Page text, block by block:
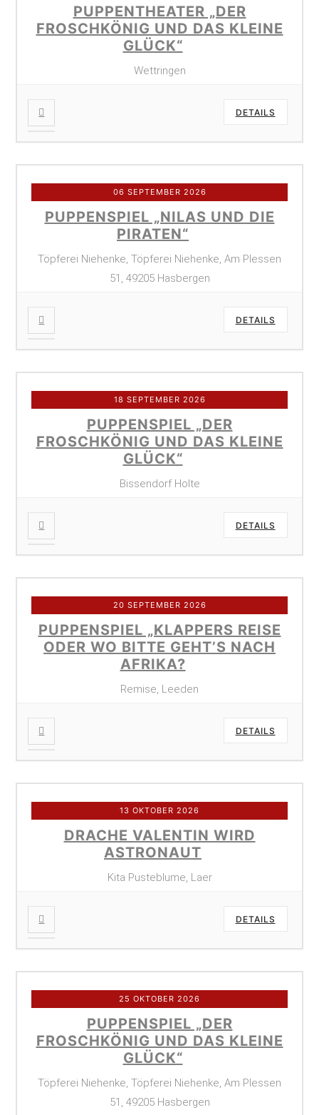
PUPPENTHEATER „DER
FROSCHKÖNIG UND DAS KLEINE
GLÜCK“
Wettringen
DETAILS
06 SEPTEMBER 2026
PUPPENSPIEL „NILAS UND DIE
PIRATEN“
Töpferei Niehenke, Töpferei Niehenke, Am Plessen
51, 49205 Hasbergen
DETAILS
18 SEPTEMBER 2026
PUPPENSPIEL „DER
FROSCHKÖNIG UND DAS KLEINE
GLÜCK“
Bissendorf Holte
DETAILS
20 SEPTEMBER 2026
PUPPENSPIEL „KLAPPERS REISE
ODER WO BITTE GEHT’S NACH
AFRIKA?
Remise, Leeden
DETAILS
13 OKTOBER 2026
DRACHE VALENTIN WIRD
ASTRONAUT
Kita Pusteblume, Laer
DETAILS
25 OKTOBER 2026
PUPPENSPIEL „DER
FROSCHKÖNIG UND DAS KLEINE
GLÜCK“
Töpferei Niehenke, Töpferei Niehenke, Am Plessen
51, 49205 Hasbergen